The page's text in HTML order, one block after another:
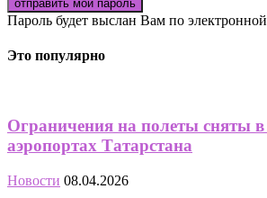
Пароль будет выслан Вам по
Это популярно
Ограничения на полеты сняты в
аэропортах Татарстана
Новости 08.04.2026